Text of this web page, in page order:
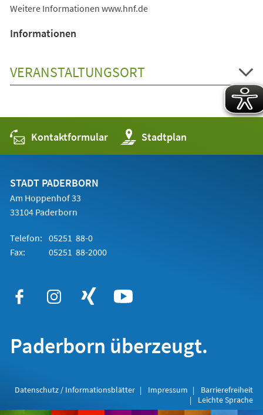
Weitere Informationen www.hnf.de
Informationen
VERANSTALTUNGSORT
Kontaktformular Stadtplan
(Öffnet
in
einem
STADT PADERBORN
Am Hoppenhof 33
33104 Paderborn
Telefon: 05251 88-0
Fax:
05251 88-2000
Paderborn überzeugt.
Datenschutz / Informationsblätter Impressum
Barrierefreiheit
Leichte Sprache